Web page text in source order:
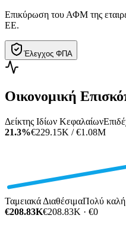
Επικύρωση του ΑΦΜ της
ΕΕ.
Έλεγχος ΦΠΑ
Οικονομική
Δείκτης Ιδίων Κεφαλαίων
21.3%€229.15K / €1.08M
Ταμειακά ΔιαθέσιμαΠολύ καλή
€208.83K€208.83K · €0